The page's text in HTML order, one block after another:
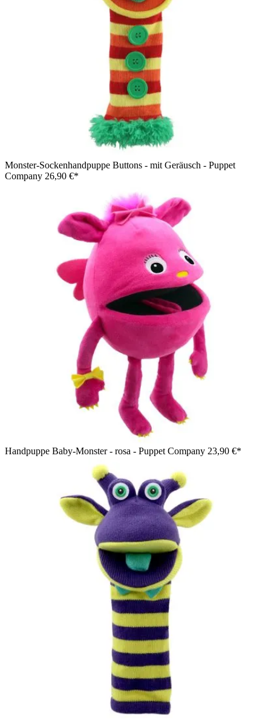
Monster-Sockenhandpuppe Buttons - mit Geräusch - Puppet
Company 26,90 €*
Handpuppe Baby-Monster - rosa - Puppet Company 23,90 €*